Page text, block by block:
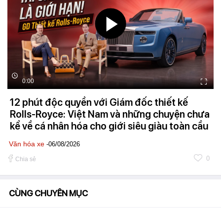
0:00
12 phút độc quyền với Giám đốc thiết kế
Rolls-Royce: Việt Nam và những chuyện chưa
kể về cá nhân hóa cho giới siêu giàu toàn cầu
Văn hóa xe -06/08/2026
Chia sẻ 0
CÙNG CHUYÊN MỤC